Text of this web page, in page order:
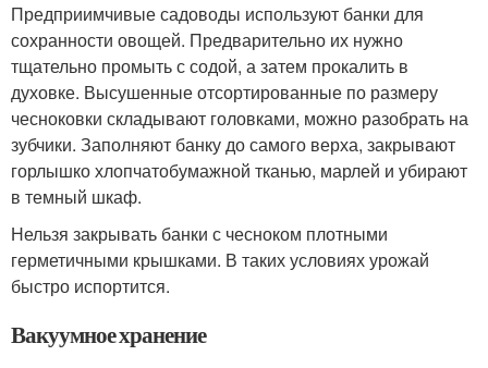
Предприимчивые садоводы используют банки для
сохранности овощей. Предварительно их нужно
тщательно промыть с содой, а затем прокалить в
духовке. Высушенные отсортированные по размеру
чесноковки складывают головками, можно разобрать на
зубчики. Заполняют банку до самого верха, закрывают
горлышко хлопчатобумажной тканью, марлей и убирают
в темный шкаф.
Нельзя закрывать банки с чесноком плотными
герметичными крышками. В таких условиях урожай
быстро испортится.
Вакуумное хранение